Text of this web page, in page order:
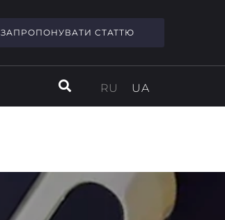
ЗАПРОПОНУВАТИ СТАТТЮ
RU UA